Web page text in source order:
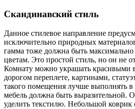
Скандинавский стиль
Данное стилевое направление
исключительно природных
гамма тоже должна быть максимально
цветам. Это простой стиль, но он не
Комнату можно украшать красивыми
дорогом переплете, картинами,
такого помещения лучше выполнять в
мебель должна быть выразительной.
уделить текстилю. Небольшой коврик